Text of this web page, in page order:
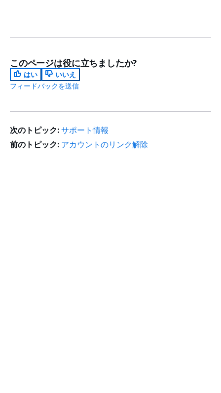
このページは役に立ちましたか?
はい
いいえ
フィードバックを送信
次のトピック: サポート情報
前のトピック: アカウントのリンク解除